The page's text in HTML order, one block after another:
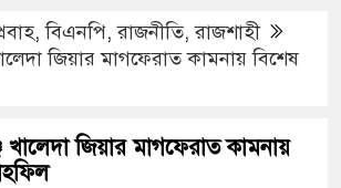
,বিএনপি,রাজনীতি,রাজশাহী
জিয়ার মাগফেরাত কামনায় বিশেষ
খালেদা জিয়ার মাগফেরাত কামনায়